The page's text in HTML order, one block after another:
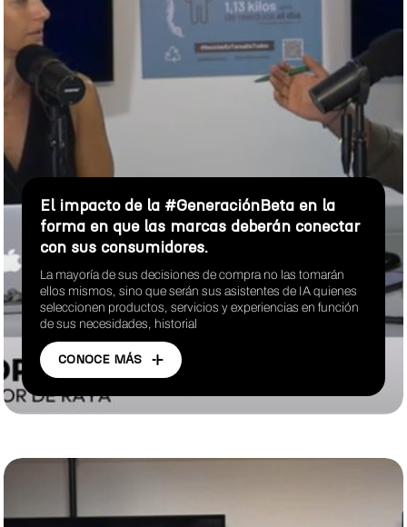
El impacto de la #GeneraciónBeta en la
forma en que las marcas deberán conectar
con sus consumidores.
La mayoría de sus decisiones de compra no las tomarán
ellos mismos, sino que serán sus asistentes de IA quienes
seleccionen productos, servicios y experiencias en función
de sus necesidades, historial
CONOCE MÁS